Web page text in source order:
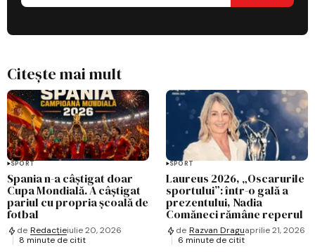
Citește mai mult
SPORT
Spania n-a câștigat doar
Cupa Mondială. A câștigat
pariul cu propria școală de
fotbal
de Redacțieiulie 20, 2026
8 minute de citit
SPORT
Laureus 2026, „Oscarurile
sportului”: într-o gală a
prezentului, Nadia
Comăneci rămâne reperul
de Razvan Draguaprilie 21, 2026
6 minute de citit